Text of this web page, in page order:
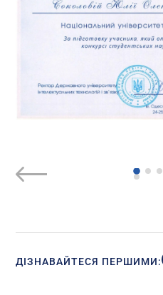
ДІЗНАВАЙТЕСЯ ПЕРШИМИ: